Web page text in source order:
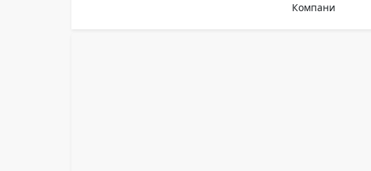
Компани